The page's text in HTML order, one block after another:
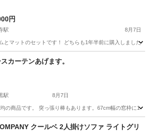
円
駅 8月7日
とマットのセットです！ どちらも1年半前に購入しま
寺駅 ベッド フレーム
カーテンあげます。
駅 8月7日
の商品です。 突っ張り棒もあります。67cm幅の窓枠に1ヶ
カーテン、ブラインド カーテン
クールベ 2人掛けソファ ライトグリ